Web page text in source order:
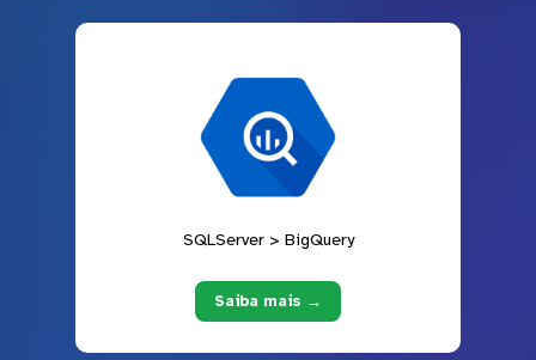
SQLServer > BigQuery
Saiba mais →